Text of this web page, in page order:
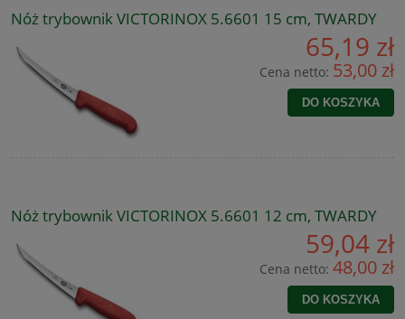
Nóż trybownik VICTORINOX 5.6601 15 cm, TWARDY
65,19 zł
Cena netto: 53,00 zł
DO KOSZYKA
Nóż trybownik VICTORINOX 5.6601 12 cm, TWARDY
59,04 zł
Cena netto: 48,00 zł
DO KOSZYKA